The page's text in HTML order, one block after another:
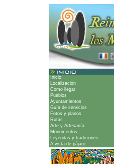
Inicio
Localización
Cómo llegar
Pueblos
Ayuntamientos
Guía de servicios
Fotos y planos
Rutas
Arte y Artesanía
Monumentos
Leyendas y tradiciones
A vista de pájaro